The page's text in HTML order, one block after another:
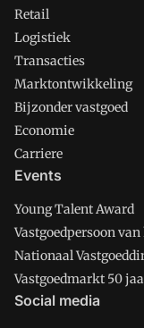
Retail
Logistiek
Transacties
Marktontwikkeling
Bijzonder vastgoed
Economie
Carriere
Events
Young Talent Award
Vastgoedpersoon
Nationaal
Vastgoedmarkt 50
Social media